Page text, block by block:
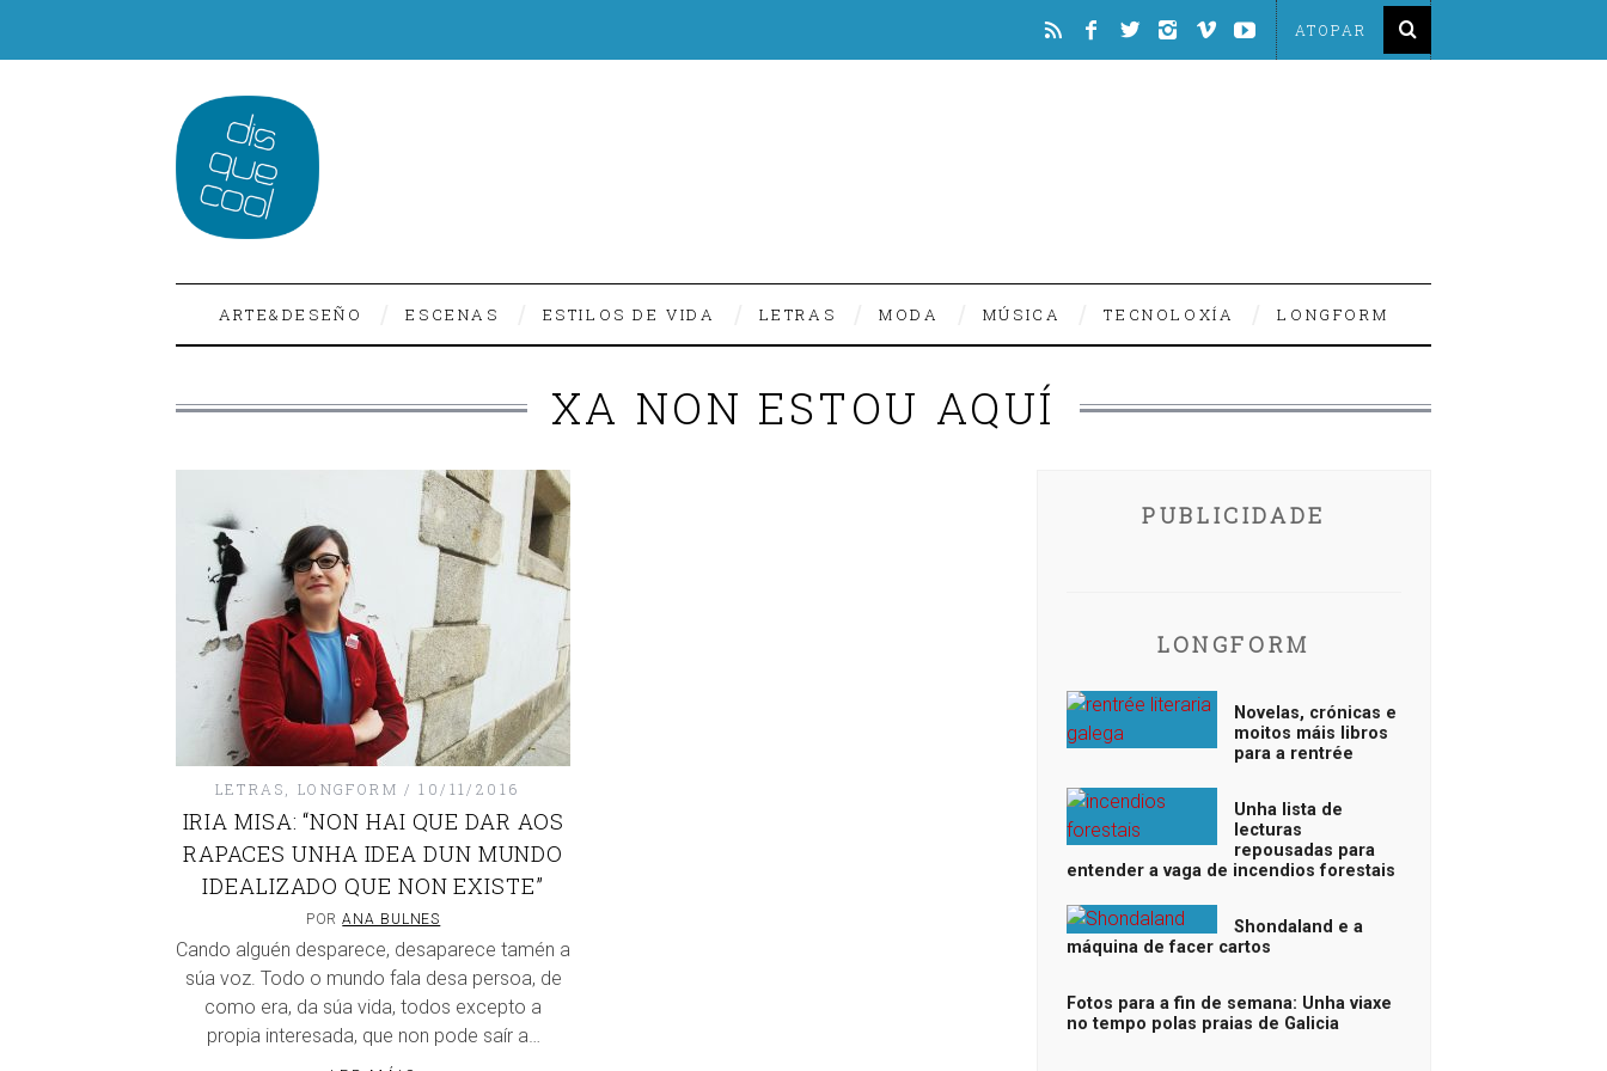
ARTE&DESEÑO ESCENAS ESTILOS DE VIDA LETRAS MODA MÚSICA TECNOLOXÍA LONGFORM
XA NON ESTOU AQUÍ
LETRAS LONGFORM 10/11/2016
IRIA MISA: “NON HAI QUE DAR AOS
RAPACES UNHA IDEA DUN MUNDO
IDEALIZADO QUE NON EXISTE”
PORANA BULNES
Cando alguén desparece, desaparece tamén a
súa voz. Todo o mundo fala desa persoa, de
como era, da súa vida, todos excepto a
propia interesada, que non pode saír a…
PUBLICIDADE
LONGFORM
Novelas, crónicas e
moitos máis libros
para a rentrée
Unha lista de
lecturas
repousadas para
entender a vaga de incendios forestais
Shondaland e a
máquina de facer cartos
Fotos para a fin de semana: Unha viaxe
no tempo polas praias de Galicia